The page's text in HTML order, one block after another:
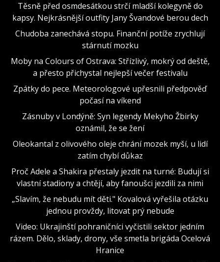
Těsně před osmdesátkou strčí mladší kolegyně do
kapsy. Nejkrásnější outfity Jany Švandové berou dech
Chudoba zanechává stopu. Finanční potíže zrychlují
stárnutí mozku
Moby na Colours of Ostrava: Střízlivý, mokrý od deště,
a přesto přichystal nejlepší večer festivalu
Zpátky do pece. Meteorologové upřesnili předpověď
počasí na víkend
Zásnuby v Londýně: Syn legendy Mekyho Žbirky
oznámil, že se žení
Oleokantal z olivového oleje chrání mozek myší, u lidí
zatím chybí důkaz
Proč Adele a Shakira přestaly jezdit na turné: Budují si
vlastní stadiony a chtějí, aby fanoušci jezdili za nimi
„Slavím, že nebudu mít děti." Kovalová vyřešila otázku
jednou provždy, litovat prý nebude
Video: Ukrajinští pohraničníci vyčistili sektor jedním
rázem. Dělo, sklady, drony, vše smetla brigáda Ocelová
Hranice